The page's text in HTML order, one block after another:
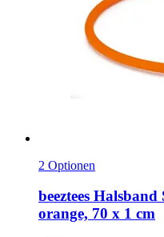
2 Optionen
beeztees Halsband
orange, 70 x 1 cm